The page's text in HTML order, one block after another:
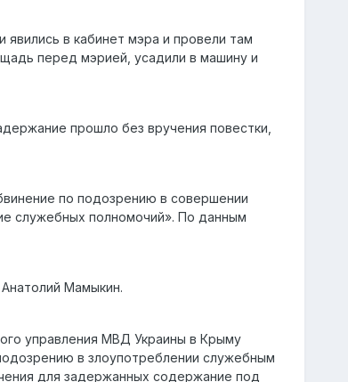
в кабинет мэра и провели там
перед мэрией, усадили в машину и
прошло без вручения повестки,
по подозрению в совершении
служебных полномочий». По данным
Мамыкин.
управления МВД Украины в Крыму
в злоупотреблении служебным
для задержанных содержание под